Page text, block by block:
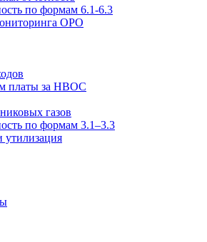
по формам 6.1-6.3
ОРО
платы за НВОС
газов
по формам 3.1–3.3
утилизация